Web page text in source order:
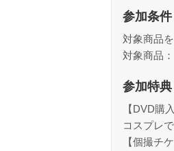
参加条件
対象商品
対象商品
参加特典
【DVD購
コスプレ
【個撮チ